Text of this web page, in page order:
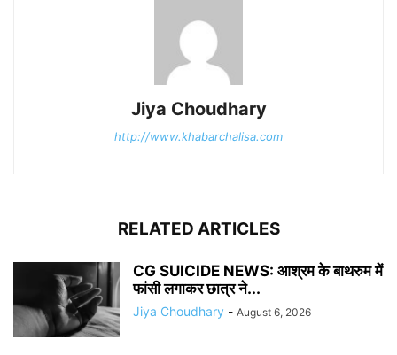
Jiya Choudhary
http://www.khabarchalisa.com
RELATED ARTICLES
CG SUICIDE NEWS: आश्रम के बाथरुम में
फांसी लगाकर छात्र ने...
Jiya Choudhary - August 6, 2026